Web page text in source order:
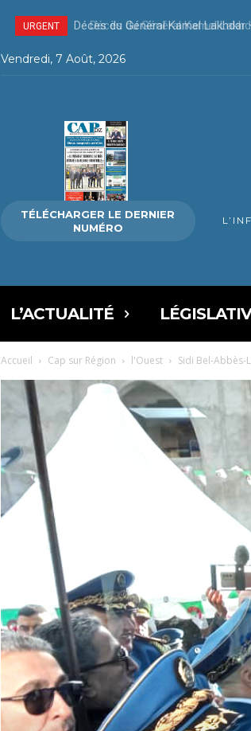
URGENT Décès du Général Kamel
Vendredi, 7 Août, 2026
TÉLÉCHARGER LE DERNIER
NUMÉRO
L’ACTUALITÉ
Accueil Cap sur Région l'Ouest Sidi Bel-